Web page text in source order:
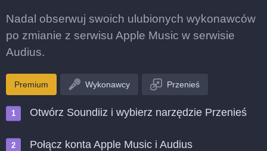
Nadal obserwuj swoich ulubionych wykonawców
po zmianie z serwisu Apple Music w serwisie
Audius.
Premium Wykonawcy Przenieś
Otwórz Soundiiz i wybierz narzędzie Przenieś
Połącz konta Apple Music i Audius